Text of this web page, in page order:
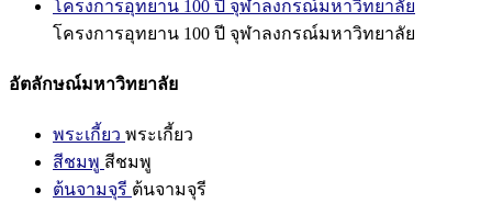
โครงการอุทยาน 100 ปี จุฬาลงกรณ์มหาวิทยาลัย
โครงการอุทยาน 100 ปี จุฬาลงกรณ์มหาวิทยาลัย
อัตลักษณ์มหาวิทยาลัย
พระเกี้ยว พระเกี้ยว
สีชมพู สีชมพู
ต้นจามจุรี ต้นจามจุรี